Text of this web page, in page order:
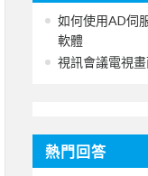
如何使用AD伺
軟體
視訊會議電視
熱門回答